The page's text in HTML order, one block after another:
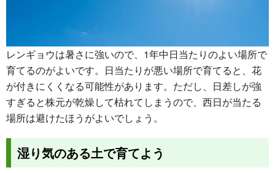
レンギョウは暑さに強いので、1年中日当たりのよい場所で
育てるのがよいです。日当たりが悪い場所で育てると、花
が付きにくくなる可能性があります。ただし、日差しが強
すぎると株元が乾燥して枯れてしまうので、西日が当たる
場所は避けたほうがよいでしょう。
湿り気のある土で育てよう